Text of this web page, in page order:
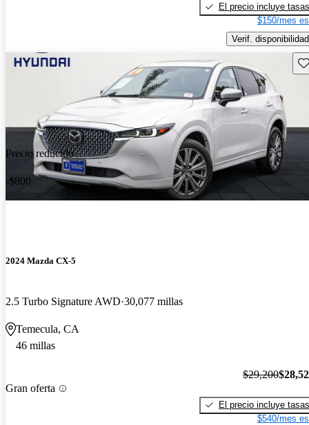
El precio incluye tasas
$150/mes
Verif. disponibilidad
Precio reducido
-$800
2024 Mazda CX-5
2.5 Turbo Signature AWD 30,077 millas
Temecula, CA
46 millas
Gran oferta
$29,200
El precio incluye tasas
$540/mes